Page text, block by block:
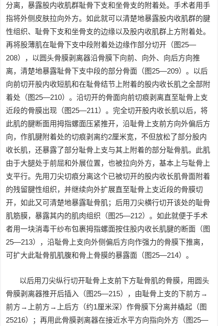
分离，暴露股内收肌群耻骨下支和坐骨支的附着处。手术者用手
指将外侧皮肤拉向外方。如此就可以清楚地暴露股内收肌群的腱
性组织、耻骨下支和坐骨支的边缘以及股内收肌群上方附着处。
再将股薄肌在耻骨下支中段附着处边缘作部分切开（图25—
208），以圆头骨膜剥离器沿骨膜下向前、向外、向后方向推
离，清楚地暴露耻骨下支中段的部分骨面（图25—209）。以后
向前切开股内收短肌和在耻骨结节上附着的股内收长肌之全部附
着处（图25—210）。沿切开的骨面向前切痕剥离直至耻骨上支
近段的骨膜出现（图25—211）。完全切开股内收长肌以后，将
此肌的腱断面用拇指螺面压紧推开，沿耻骨上支前方向外偏后方
向，作肌腱附着处的切痕剥离约2厘米宽，不但放松了部分股内
收长肌，还暴露了部分耻骨上支与其上附着的部分耻骨肌。此肌
由于大腿处于前屈和外展位置，也被拉向外方，基本上与耻骨上
支平行。先用刀尖切痕分离这个已被切开的股内收长肌骨面附着
的残留腱性组织，并继续向外扩展直至耻骨上支近段的骨膜切
开，如此又可清楚地暴露耻骨肌；后用刀尖横行切开该处的耻骨
肌筋膜，暴露其内的肌肉组织（图25—212）。如此就便于手术
者用一块消毒干纱布包裹拇指螺面按住股内收长肌腱的断面（图
25—213），沿耻骨上支向外侧偏后方向作强力的骨膜下推离，
可扩大此耻骨肌肌腹和骨上骨膜的暴露面（图25—214）。
以后用刀尖纵行切开耻骨上支前下方耻骨肌的骨膜，用圆头
骨膜剥离器推开后插入（图25—215），由耻骨上支的下前方→
前方→上前方→上后方（约1厘米深）作骨膜下分离并橇起（图
25216）；再用此骨膜剥离器在接近水平方向指向外方（图25—